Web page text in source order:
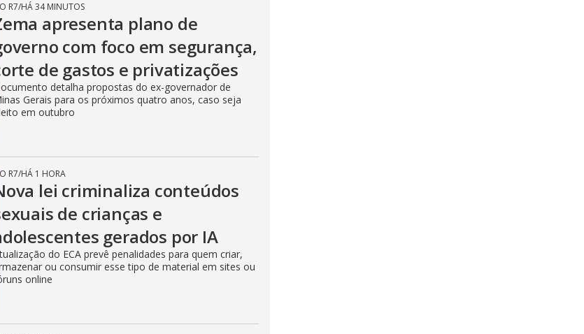
R7/HÁ 34 MINUTOS
apresenta plano de
com foco em segurança,
de gastos e privatizações
detalha propostas do ex-governador de
Gerais para os próximos quatro anos, caso seja
em outubro
R7/HÁ 1 HORA
lei criminaliza conteúdos
de crianças e
gerados por IA
do ECA prevê penalidades para quem criar,
ou consumir esse tipo de material em sites ou
online